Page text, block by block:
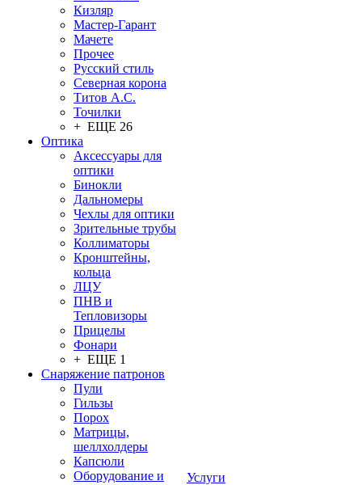
Кизляр
Мастер-Гарант
Мачете
Прочее
Русский стиль
Северная корона
Титов А.С.
Точилки
+ ЕЩЕ 26
Оптика
Аксессуары для
оптики
Бинокли
Дальномеры
Чехлы для оптики
Зрительные трубы
Коллиматоры
Кронштейны,
кольца
ЛЦУ
ПНВ и
Тепловизоры
Прицелы
Фонари
+ ЕЩЕ 1
Снаряжение патронов
Пули
Гильзы
Порох
Матрицы,
шеллхолдеры
Капсюли
Оборудование и
Услуги